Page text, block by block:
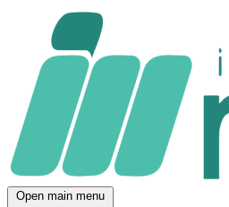
Open main menu